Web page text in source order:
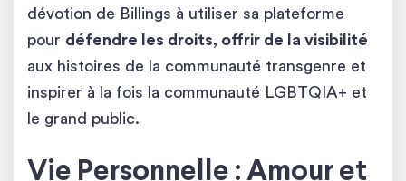
dévotion de Billings à utiliser sa plateforme
pour défendre les droits, offrir de la visibilité
aux histoires de la communauté transgenre et
inspirer à la fois la communauté LGBTQIA+ et
le grand public.
Vie Personnelle : Amour et